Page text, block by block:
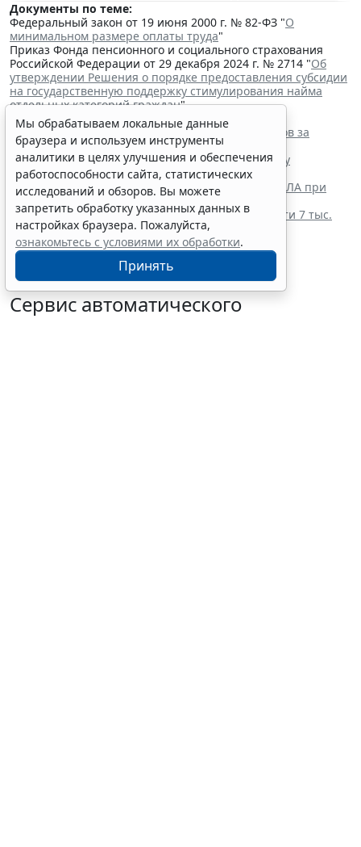
Документы по теме:
Федеральный закон от 19 июня 2000 г. № 82-ФЗ "О
минимальном размере оплаты труда"
Приказ Фонда пенсионного и социального страхования
Российской Федерации от 29 декабря 2024 г. № 2714 "Об
утверждении Решения о порядке предоставления субсидии
на государственную поддержку стимулирования найма
отдельных категорий граждан"
Читайте также:
Сервис автоматического аннулирования патентов за
неуплату запустят с 10 августа
Отчет о выполнении квоты для приема на работу
инвалидов надо сдать до 12 октября
Работодатель вправе учитывать опасность от БПЛА при
оценке профрисков
Предельный размер больничного достигает почти 7 тыс.
руб. в день в 2026 году
Сервис автоматического
Мы обрабатываем локальные данные
браузера и используем инструменты
аналитики в целях улучшения и обеспечения
работоспособности сайта, статистических
исследований и обзоров. Вы можете
запретить обработку указанных данных в
настройках браузера. Пожалуйста,
ознакомьтесь с условиями их обработки.
Принять